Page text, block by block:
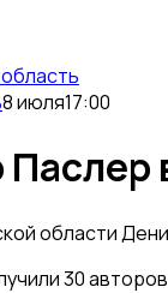
8 июля17:00
области
30